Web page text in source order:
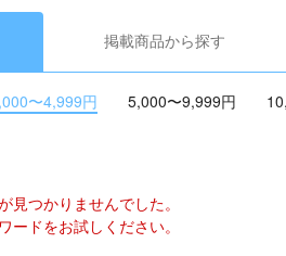
掲載商品から探す
〜4,999円 5,000〜9,999円
見つかりませんでした。
ードをお試しください。